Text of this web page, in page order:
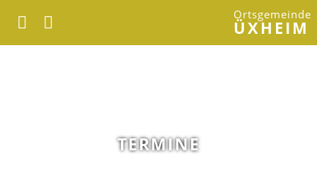
Ortsgemeinde
ÜXHEIM
TERMINE